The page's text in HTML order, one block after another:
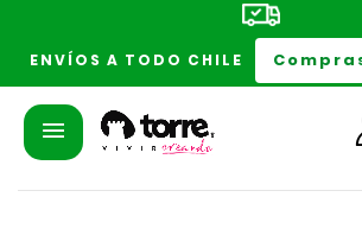
ENVÍOS A TODO CHILE